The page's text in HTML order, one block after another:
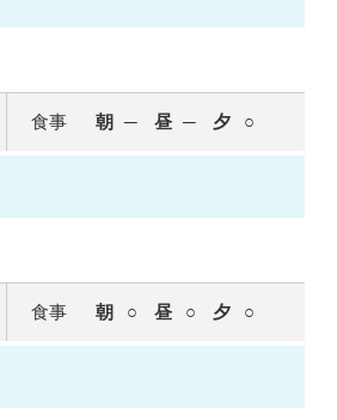
食事 朝 昼 夕
食事 朝 昼 夕